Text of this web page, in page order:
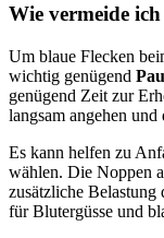
Wie vermeide
Um blaue Flecken
wichtig genügend
genügend Zeit zur
langsam angehen
Es kann helfen zu
wählen. Die Noppen
zusätzliche
für Blutergüsse und